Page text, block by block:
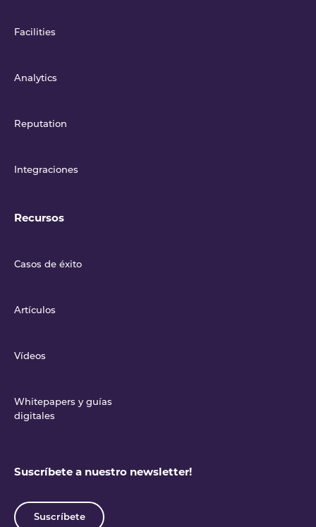
Facilities
Analytics
Reputation
Integraciones
Recursos
Casos de éxito
Artículos
Vídeos
Whitepapers y guías
digitales
Suscríbete a nuestro newsletter!
Suscríbete